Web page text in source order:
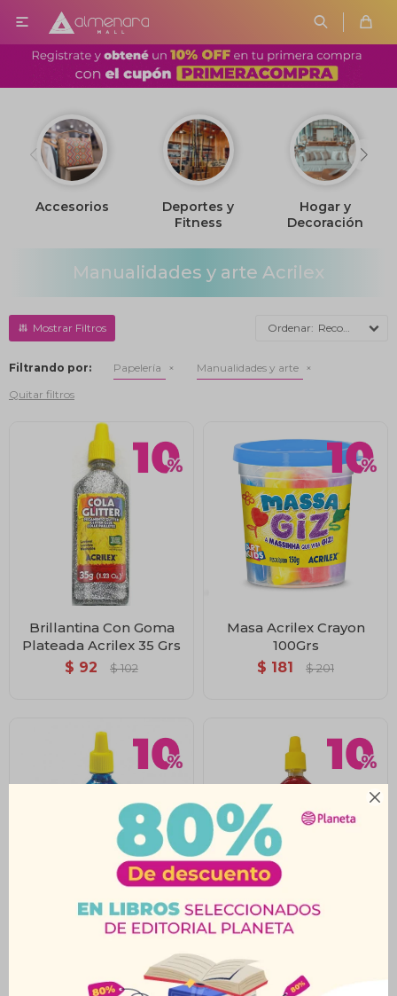


Accesorios
Deportes y
Fitness
Hogar y
Decoración
Manualidades y arte Acrilex
Recomendados
Filtrando por: Papelería
Manualidades y arte
Quitar filtros
Brillantina Con Goma
Plateada Acrilex 35 Grs
$ 92 $ 102
Masa Acrilex Crayon
100Grs
$ 181 $ 201
Brillantina Con Goma
Brillantina Con Goma